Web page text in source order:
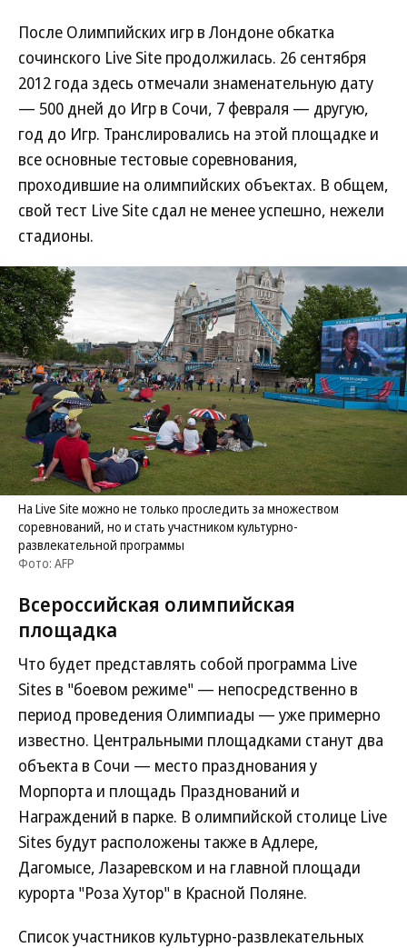
После Олимпийских игр в Лондоне обкатка
сочинского Live Site продолжилась. 26 сентября
2012 года здесь отмечали знаменательную дату
— 500 дней до Игр в Сочи, 7 февраля — другую,
год до Игр. Транслировались на этой площадке и
все основные тестовые соревнования,
проходившие на олимпийских объектах. В общем,
свой тест Live Site сдал не менее успешно, нежели
стадионы.
На Live Site можно не только проследить за множеством
соревнований, но и стать участником культурно-
развлекательной программы
Фото: AFP
Всероссийская олимпийская
площадка
Что будет представлять собой программа Live
Sites в "боевом режиме" — непосредственно в
период проведения Олимпиады — уже примерно
известно. Центральными площадками станут два
объекта в Сочи — место празднования у
Морпорта и площадь Празднований и
Награждений в парке. В олимпийской столице Live
Sites будут расположены также в Адлере,
Дагомысе, Лазаревском и на главной площади
курорта "Роза Хутор" в Красной Поляне.
Список участников культурно-развлекательных